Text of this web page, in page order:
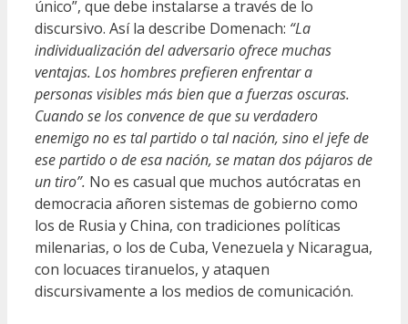
único”, que debe instalarse a través de lo
discursivo. Así la describe Domenach: “La
individualización del adversario ofrece muchas
ventajas. Los hombres prefieren enfrentar a
personas visibles más bien que a fuerzas oscuras.
Cuando se los convence de que su verdadero
enemigo no es tal partido o tal nación, sino el jefe de
ese partido o de esa nación, se matan dos pájaros de
un tiro”. No es casual que muchos autócratas en
democracia añoren sistemas de gobierno como
los de Rusia y China, con tradiciones políticas
milenarias, o los de Cuba, Venezuela y Nicaragua,
con locuaces tiranuelos, y ataquen
discursivamente a los medios de comunicación.